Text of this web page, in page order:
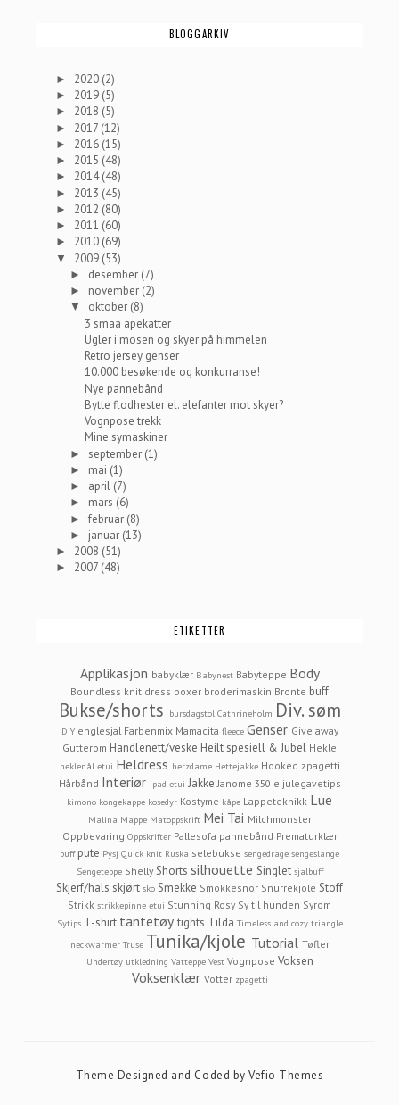
BLOGGARKIV
► 2020 (2)
► 2019 (5)
► 2018 (5)
► 2017 (12)
► 2016 (15)
► 2015 (48)
► 2014(48)
► 2013 (45)
► 2012 (80)
► 2011 (60)
► 2010 (69)
▼ 2009 (53)
► desember (7)
► november (2)
▼ oktober (8)
3 smaa apekatter
Ugler i mosen og skyer på himmelen
Retro jersey genser
10.000 besøkende og konkurranse!
Nye pannebånd
Bytte flodhester el. elefanter mot skyer?
Vognpose trekk
Mine symaskiner
► september (1)
► mai (1)
► april (7)
► mars (6)
►februar (8)
► januar (13)
► 2008 (51)
► 2007 (48)
ETIKETTER
Applikasjon babyklær Babynest Babyteppe Body
Boundless knit dress boxer broderimaskin Bronte buff
Bukse/shorts bursdagstol Cathrineholm Div. søm
DIY englesjal Farbenmix Mamacita fleece Genser Give away
Gutterom Handlenett/veske Heilt spesiell & Jubel Hekle
heklenål etui Heldress herzdame Hettejakke Hooked zpagetti
Hårbånd Interiør ipad etui Jakke Janome 350 e julegavetips
kimono kongekappe kosedyr Kostyme kåpe Lappeteknikk Lue
Malina Mappe Matoppskrift Mei Tai Milchmonster
Oppbevaring Oppskrifter Pallesofa pannebånd Prematurklær
puff pute Pysj Quick knit Ruska selebukse sengedrage sengeslange
Sengeteppe Shelly Shorts silhouette Singlet sjalbuff
Skjerf/hals skjørt sko Smekke Smokkesnor Snurrekjole Stoff
Strikk strikkepinne etui Stunning Rosy Sy til hunden Syrom
Sytips T-shirt tantetøy tights Tilda Timeless and cozy triangle
neckwarmer Truse Tunika/kjole Tutorial Tøfler
Undertøy utkledning Vatteppe Vest Vognpose Voksen
Voksenklær Votter zpagetti
Theme Designed and Coded byVefio Themes